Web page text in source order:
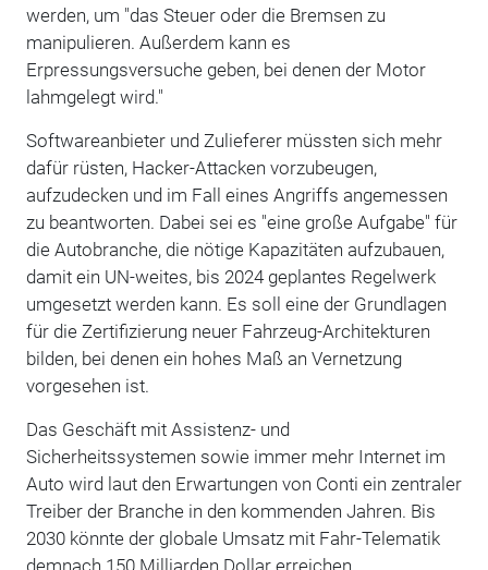
werden, um "das Steuer oder die Bremsen zu
manipulieren. Außerdem kann es
Erpressungsversuche geben, bei denen der Motor
lahmgelegt wird."
Softwareanbieter und Zulieferer müssten sich mehr
dafür rüsten, Hacker-Attacken vorzubeugen,
aufzudecken und im Fall eines Angriffs angemessen
zu beantworten. Dabei sei es "eine große Aufgabe" für
die Autobranche, die nötige Kapazitäten aufzubauen,
damit ein UN-weites, bis 2024 geplantes Regelwerk
umgesetzt werden kann. Es soll eine der Grundlagen
für die Zertifizierung neuer Fahrzeug-Architekturen
bilden, bei denen ein hohes Maß an Vernetzung
vorgesehen ist.
Das Geschäft mit Assistenz- und
Sicherheitssystemen sowie immer mehr Internet im
Auto wird laut den Erwartungen von Conti ein zentraler
Treiber der Branche in den kommenden Jahren. Bis
2030 könnte der globale Umsatz mit Fahr-Telematik
demnach 150 Milliarden Dollar erreichen.